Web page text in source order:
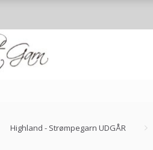
Highland - Strømpegarn UDGÅR